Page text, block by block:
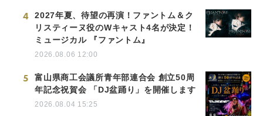
4
2027年夏、待望の再演！ファントム＆ク
リスティーヌ役のWキャスト4名が決定！
ミュージカル 『ファントム』
2026.08.06 12:00
5
富山県商工会議所青年部連合会 創立50周
年記念祝賀会 「DJ盆踊り」を開催します
2026.08.04 15:25